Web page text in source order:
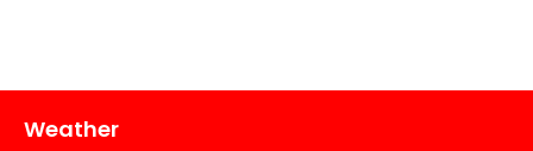
Weather